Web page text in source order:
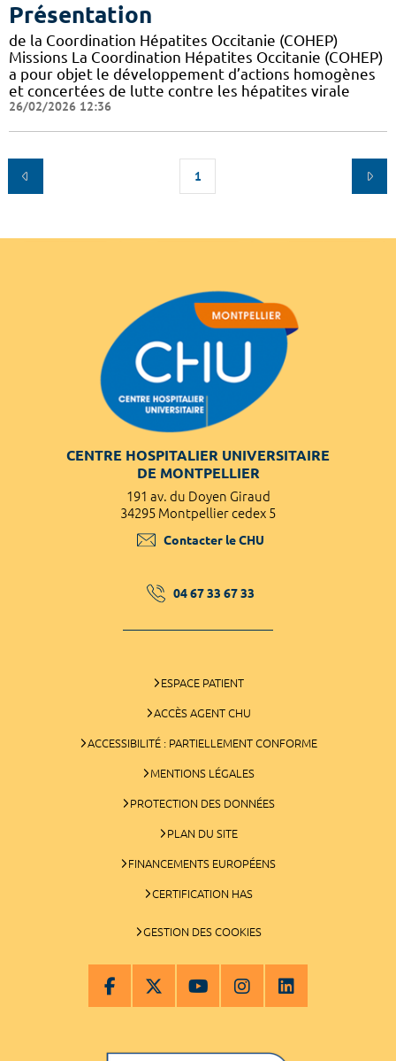
Présentation
de la Coordination Hépatites Occitanie (COHEP)
Missions La Coordination Hépatites Occitanie (COHEP)
a pour objet le développement d’actions homogènes
et concertées de lutte contre les hépatites virale
26/02/2026 12:36
1
CENTRE HOSPITALIER UNIVERSITAIRE
DE MONTPELLIER
191 av. du Doyen Giraud
34295 Montpellier cedex 5
Contacter le CHU
04 67 33 67 33
ESPACE PATIENT
ACCÈS AGENT CHU
ACCESSIBILITÉ : PARTIELLEMENT CONFORME
MENTIONS LÉGALES
PROTECTION DES DONNÉES
PLAN DU SITE
FINANCEMENTS EUROPÉENS
CERTIFICATION HAS
GESTION DES COOKIES